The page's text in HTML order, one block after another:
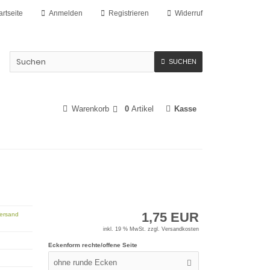
Widerruf
Registrieren
Anmelden
SUCHEN
Kasse
Warenkorb 0 Artikel
1,75 EUR
inkl. 19 % MwSt. zzgl. Versandkosten
Eckenform rechte/offene Seite
ohne runde Ecken